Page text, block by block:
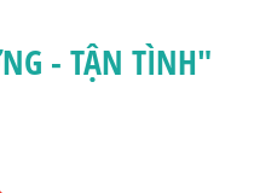
- TẬN TÌNH"